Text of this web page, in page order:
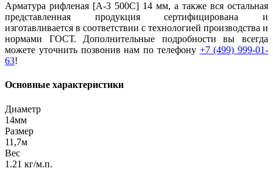
Арматура рифленая [А-3 500С] 14 мм, а также вся остальная
представленная продукция сертифицирована и
изготавливается в соответствии с технологией производства и
нормами ГОСТ. Дополнительные подробности вы всегда
можете уточнить позвонив нам по телефону +7 (499) 999-01-
63!
Основные характеристики
Диаметр
14мм
Размер
11,7м
Вес
1.21 кг/м.п.